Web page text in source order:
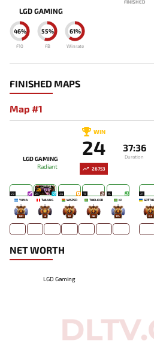
LGD GAMING
61%
Winrate
55%
FB
46%
F10
FINISHED
FINISHED MAPS
Map #1
26753
LGD GAMING
Radiant
WIN
24 37:36
Duration
23
YUMA
190
24
TAILUNG
4
24
WISPER
18
17
THIOLICOR
48
15
KJ
115
21
67
NET WORTH
LGD Gaming